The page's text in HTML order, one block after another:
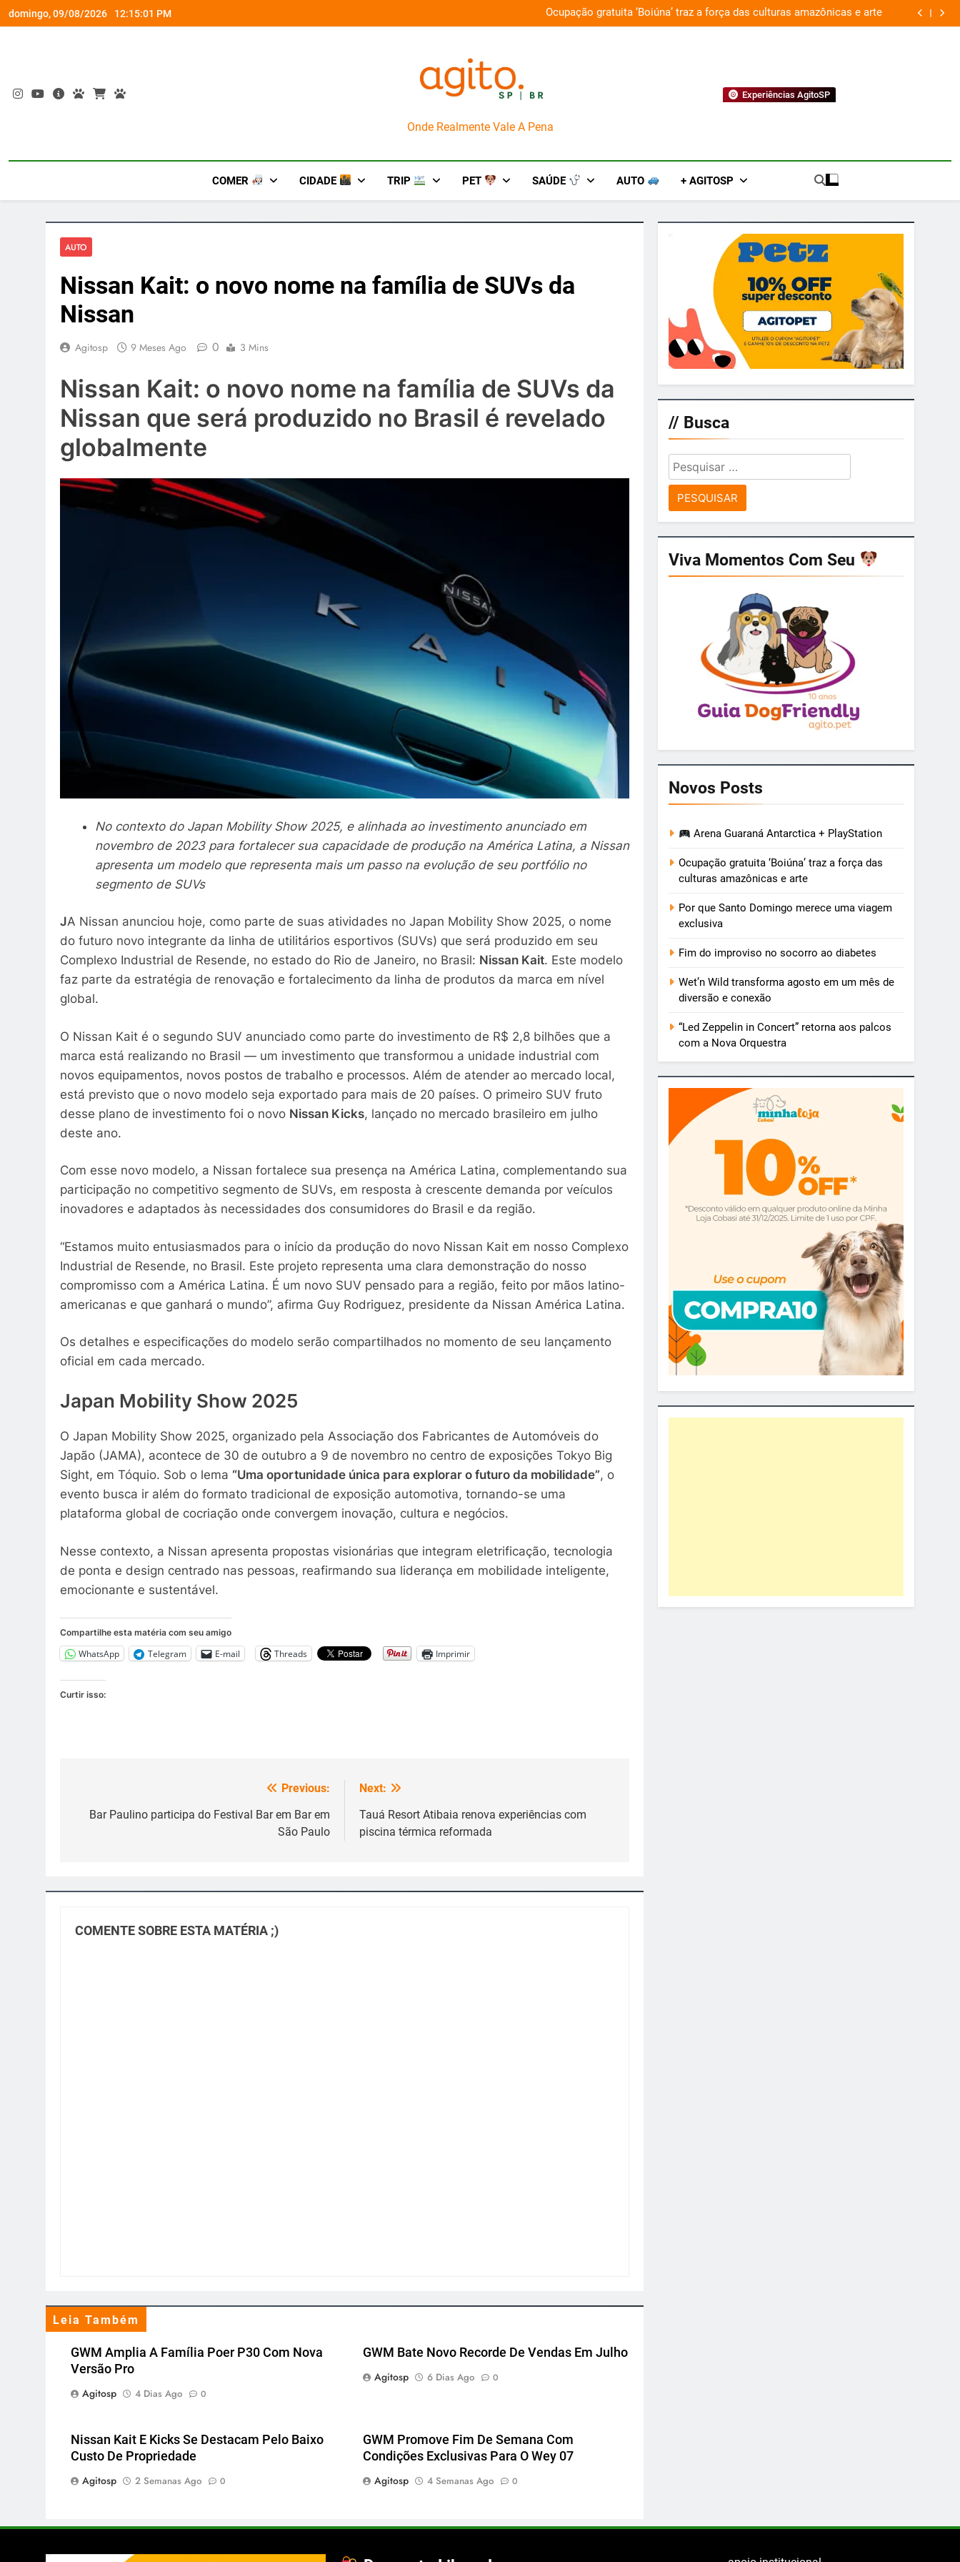
Skip
to
domingo, 09/08/2026 12:15:02 PM
até 50% Ocupação gratuita ‘Boiúna’ traz a força das culturas amazônicas e arte
AgitoSP
Onde Realmente Vale A Pena
Experiências AgitoSP
COMER CIDADE TRIP PET SAÚDE AUTO + AGITOSP
AUTO
Nissan Kait: o novo nome na família de SUVs da
Nissan
Agitosp 9 Meses Ago 0 3 Mins
Nissan Kait: o novo nome na família de SUVs da
Nissan que será produzido no Brasil é revelado
globalmente
No contexto do Japan Mobility Show 2025, e alinhada ao investimento anunciado em
novembro de 2023 para fortalecer sua capacidade de produção na América Latina, a Nissan
apresenta um modelo que representa mais um passo na evolução de seu portfólio no
segmento de SUVs
JA Nissan anunciou hoje, como parte de suas atividades no Japan Mobility Show 2025, o nome
do futuro novo integrante da linha de utilitários esportivos (SUVs) que será produzido em seu
Complexo Industrial de Resende, no estado do Rio de Janeiro, no Brasil: Nissan Kait. Este modelo
faz parte da estratégia de renovação e fortalecimento da linha de produtos da marca em nível
global.
O Nissan Kait é o segundo SUV anunciado como parte do investimento de R$ 2,8 bilhões que a
marca está realizando no Brasil — um investimento que transformou a unidade industrial com
novos equipamentos, novos postos de trabalho e processos. Além de atender ao mercado local,
está previsto que o novo modelo seja exportado para mais de 20 países. O primeiro SUV fruto
desse plano de investimento foi o novo Nissan Kicks, lançado no mercado brasileiro em julho
deste ano.
Com esse novo modelo, a Nissan fortalece sua presença na América Latina, complementando sua
participação no competitivo segmento de SUVs, em resposta à crescente demanda por veículos
inovadores e adaptados às necessidades dos consumidores do Brasil e da região.
“Estamos muito entusiasmados para o início da produção do novo Nissan Kait em nosso Complexo
Industrial de Resende, no Brasil. Este projeto representa uma clara demonstração do nosso
compromisso com a América Latina. É um novo SUV pensado para a região, feito por mãos latino-
americanas e que ganhará o mundo”, afirma Guy Rodriguez, presidente da Nissan América Latina.
Os detalhes e especificações do modelo serão compartilhados no momento de seu lançamento
oficial em cada mercado.
Japan Mobility Show 2025
O Japan Mobility Show 2025, organizado pela Associação dos Fabricantes de Automóveis do
Japão (JAMA), acontece de 30 de outubro a 9 de novembro no centro de exposições Tokyo Big
Sight, em Tóquio. Sob o lema “Uma oportunidade única para explorar o futuro da mobilidade”, o
evento busca ir além do formato tradicional de exposição automotiva, tornando-se uma
plataforma global de cocriação onde convergem inovação, cultura e negócios.
Nesse contexto, a Nissan apresenta propostas visionárias que integram eletrificação, tecnologia
de ponta e design centrado nas pessoas, reafirmando sua liderança em mobilidade inteligente,
emocionante e sustentável.
Compartilhe esta matéria com seu amigo
WhatsApp Telegram E-mail Threads Imprimir
Curtir isso:
de
Previous:
Bar Paulino participa do Festival Bar em Bar em
São Paulo
Next:
Tauá Resort Atibaia renova experiências com
piscina térmica reformada
COMENTE SOBRE ESTA MATÉRIA ;)
Leia Também
GWM Amplia A Família Poer P30 Com Nova
Versão Pro
Agitosp
4 Dias Ago 0
GWM Bate Novo Recorde De Vendas Em Julho
Agitosp
6 Dias Ago 0
Nissan Kait E Kicks Se Destacam Pelo Baixo
Custo De Propriedade
Agitosp
2 Semanas Ago 0
GWM Promove Fim De Semana Com
Condições Exclusivas Para O Wey 07
Agitosp
4 Semanas Ago 0
// Busca
Pesquisar
por:
Viva Momentos Com Seu
Novos Posts
Arena Guaraná Antarctica + PlayStation
Ocupação gratuita ‘Boiúna’ traz a força das
culturas amazônicas e arte
Por que Santo Domingo merece uma viagem
exclusiva
Fim do improviso no socorro ao diabetes
Wet’n Wild transforma agosto em um mês de
diversão e conexão
“Led Zeppelin in Concert” retorna aos palcos
com a Nova Orquestra